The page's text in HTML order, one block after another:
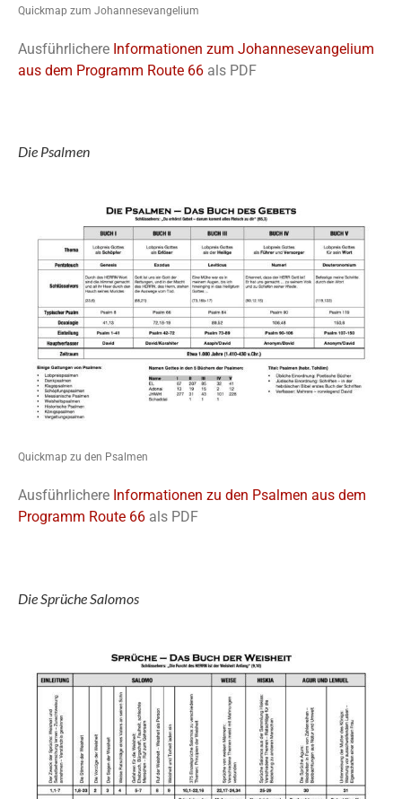
Quickmap zum Johannesevangelium
Ausführlichere Informationen zum Johannesevangelium
aus dem Programm Route 66 als PDF
Die Psalmen
Quickmap zu den Psalmen
Ausführlichere Informationen zu den Psalmen aus dem
Programm Route 66 als PDF
Die Sprüche Salomos